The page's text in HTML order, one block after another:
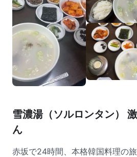
雪濃湯（ソルロンタン）
ん
赤坂で24時間、本格韓国料理の旅